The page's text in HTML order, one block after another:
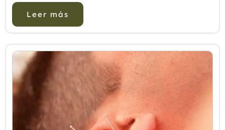
y Acupresión contra el deterioro...
Leer más